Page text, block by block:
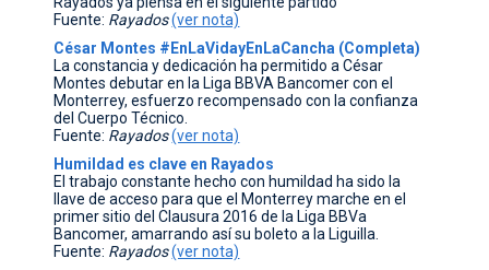
Fuente: Rayados(ver nota)
César Montes #EnLaVidayEnLaCancha (Completa)
La constancia y dedicación ha permitido a César
Montes debutar en la Liga BBVA Bancomer con el
Monterrey, esfuerzo recompensado con la confianza
del Cuerpo Técnico.
Fuente: Rayados(ver nota)
Humildad es clave en Rayados
El trabajo constante hecho con humildad ha sido la
llave de acceso para que el Monterrey marche en el
primer sitio del Clausura 2016 de la Liga BBVa
Bancomer, amarrando así su boleto a la Liguilla.
Fuente: Rayados(ver nota)